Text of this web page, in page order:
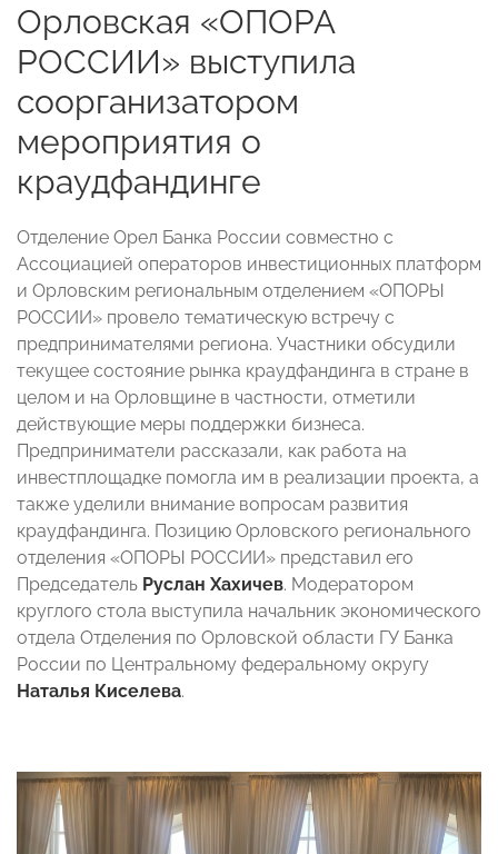
Орловская «ОПОРА
РОССИИ» выступила
соорганизатором
мероприятия о
краудфандинге
Отделение Орел Банка России совместно с
Ассоциацией операторов инвестиционных платформ
и Орловским региональным отделением «ОПОРЫ
РОССИИ» провело тематическую встречу с
предпринимателями региона. Участники обсудили
текущее состояние рынка краудфандинга в стране в
целом и на Орловщине в частности, отметили
действующие меры поддержки бизнеса.
Предприниматели рассказали, как работа на
инвестплощадке помогла им в реализации проекта, а
также уделили внимание вопросам развития
краудфандинга. Позицию Орловского регионального
отделения «ОПОРЫ РОССИИ» представил его
Председатель Руслан Хахичев. Модератором
круглого стола выступила начальник экономического
отдела Отделения по Орловской области ГУ Банка
России по Центральному федеральному округу
Наталья Киселева.